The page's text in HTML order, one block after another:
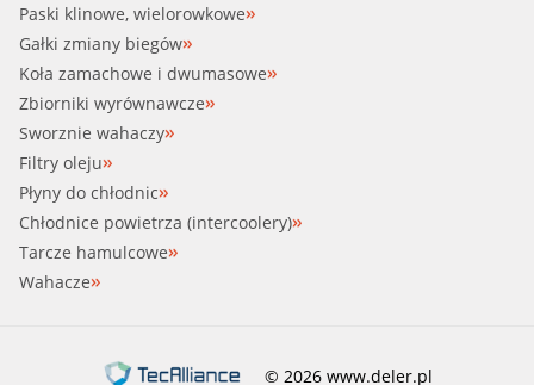
Paski klinowe, wielorowkowe
Gałki zmiany biegów
Koła zamachowe i dwumasowe
Zbiorniki wyrównawcze
Sworznie wahaczy
Filtry oleju
Płyny do chłodnic
Chłodnice powietrza (intercoolery)
Tarcze hamulcowe
Wahacze
© 2026 www.deler.pl